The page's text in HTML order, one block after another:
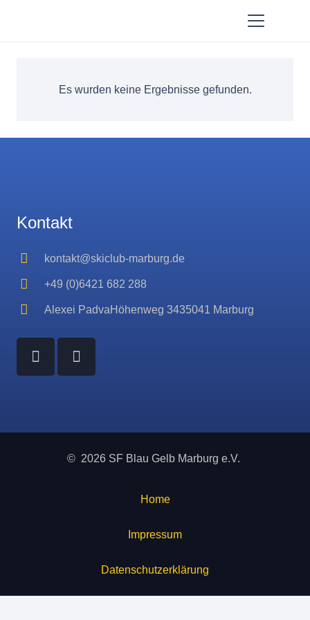
Es wurden keine Ergebnisse gefunden.
Kontakt
kontakt@skiclub-marburg.de
+49 (0)6421 682 288
Alexei PadvaHöhenweg 3435041 Marburg
© 2026 SF Blau Gelb Marburg e.V.
Home
Impressum
Datenschutzerklärung